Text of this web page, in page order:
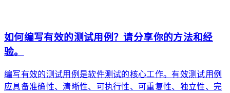
如何编写有效的测试用例？请分享你的方法和经
验。
编写有效的测试用例是软件测试的核心工作。有效测试用例
应具备准确性、清晰性、可执行性、可重复性、独立性、完